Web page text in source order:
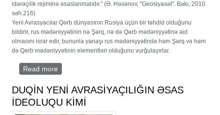
idarəçilik rejiminə əsaslanmalıdır.” (Ə. Həsənov, "Geosiyasət". Bakı, 2010.
səh.216)
Yeni Avrasyacılar Qərb dünyasının Rusiya üçün bir təhdid olduğunu
bildirir, rus mədəniyyətinin nə Şərq, nə də Qərb mədəniyyətinə aid
olmasını israr edir, bununla yanaşı rus mədəniyyətində həm Şərq və həm
də Qərb mədəniyyətinin elementləri olduğunu vurğulayırlar.
Read more
DUQİN YENİ AVRASİYAÇILIĞIN ƏSAS
İDEOLUQU KİMİ